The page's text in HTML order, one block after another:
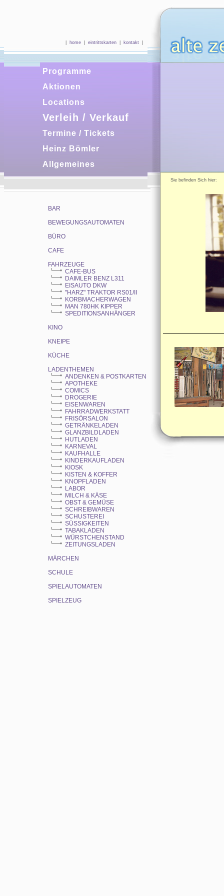
home eintrittskarten kontakt
Programme
Aktionen
Locations
Verleih / Verkauf
Termine / Tickets
Heinz Bömler
Allgemeines
BAR
BEWEGUNGSAUTOMATEN
BÜRO
CAFE
FAHRZEUGE
CAFE-BUS
DAIMLER BENZ L311
EISAUTO DKW
"HARZ" TRAKTOR RS01/II
KORBMACHERWAGEN
MAN 780HK KIPPER
SPEDITIONSANHÄNGER
KINO
KNEIPE
KÜCHE
LADENTHEMEN
ANDENKEN & POSTKARTEN
APOTHEKE
COMICS
DROGERIE
EISENWAREN
FAHRRADWERKSTATT
FRISÖRSALON
GETRÄNKELADEN
GLANZBILDLADEN
HUTLADEN
KARNEVAL
KAUFHALLE
KINDERKAUFLADEN
KIOSK
KISTEN & KOFFER
KNOPFLADEN
LABOR
MILCH & KÄSE
OBST & GEMÜSE
SCHREIBWAREN
SCHUSTEREI
SÜSSIGKEITEN
TABAKLADEN
WÜRSTCHENSTAND
ZEITUNGSLADEN
MÄRCHEN
SCHULE
SPIELAUTOMATEN
SPIELZEUG
Sie befinden Sich